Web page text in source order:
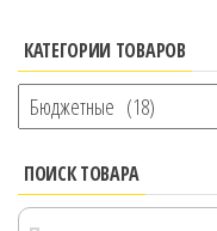
КАТЕГОРИИ ТОВАРОВ
ПОИСК ТОВАРА
Найти: